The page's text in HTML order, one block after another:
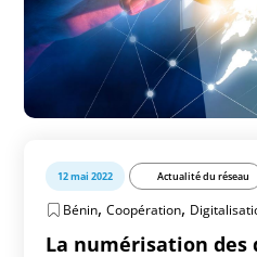
12 mai 2022 Actualité du réseau
Bénin,Coopération,
La numérisation des